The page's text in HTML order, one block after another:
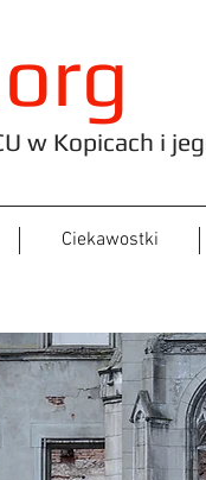
w Kopicach i
Ciekawostki